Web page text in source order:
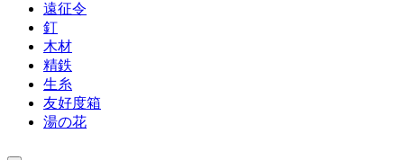
遠征令
釘
木材
精鉄
生糸
友好度箱
湯の花